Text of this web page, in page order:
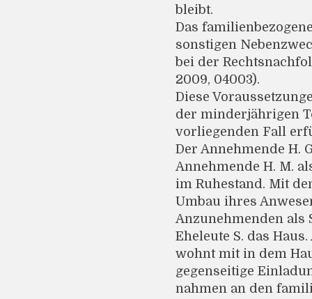
bleibt.
Das
sonstigen
bei der
2009, 04003).
Diese
der minderjährigen
vorliegenden Fall
Der Annehmende H.
Annehmende H. M.
im Ruhestand. Mit
Umbau ihres
Anzunehmenden als
Eheleute S. das
wohnt mit in dem
gegenseitige
nahmen an den